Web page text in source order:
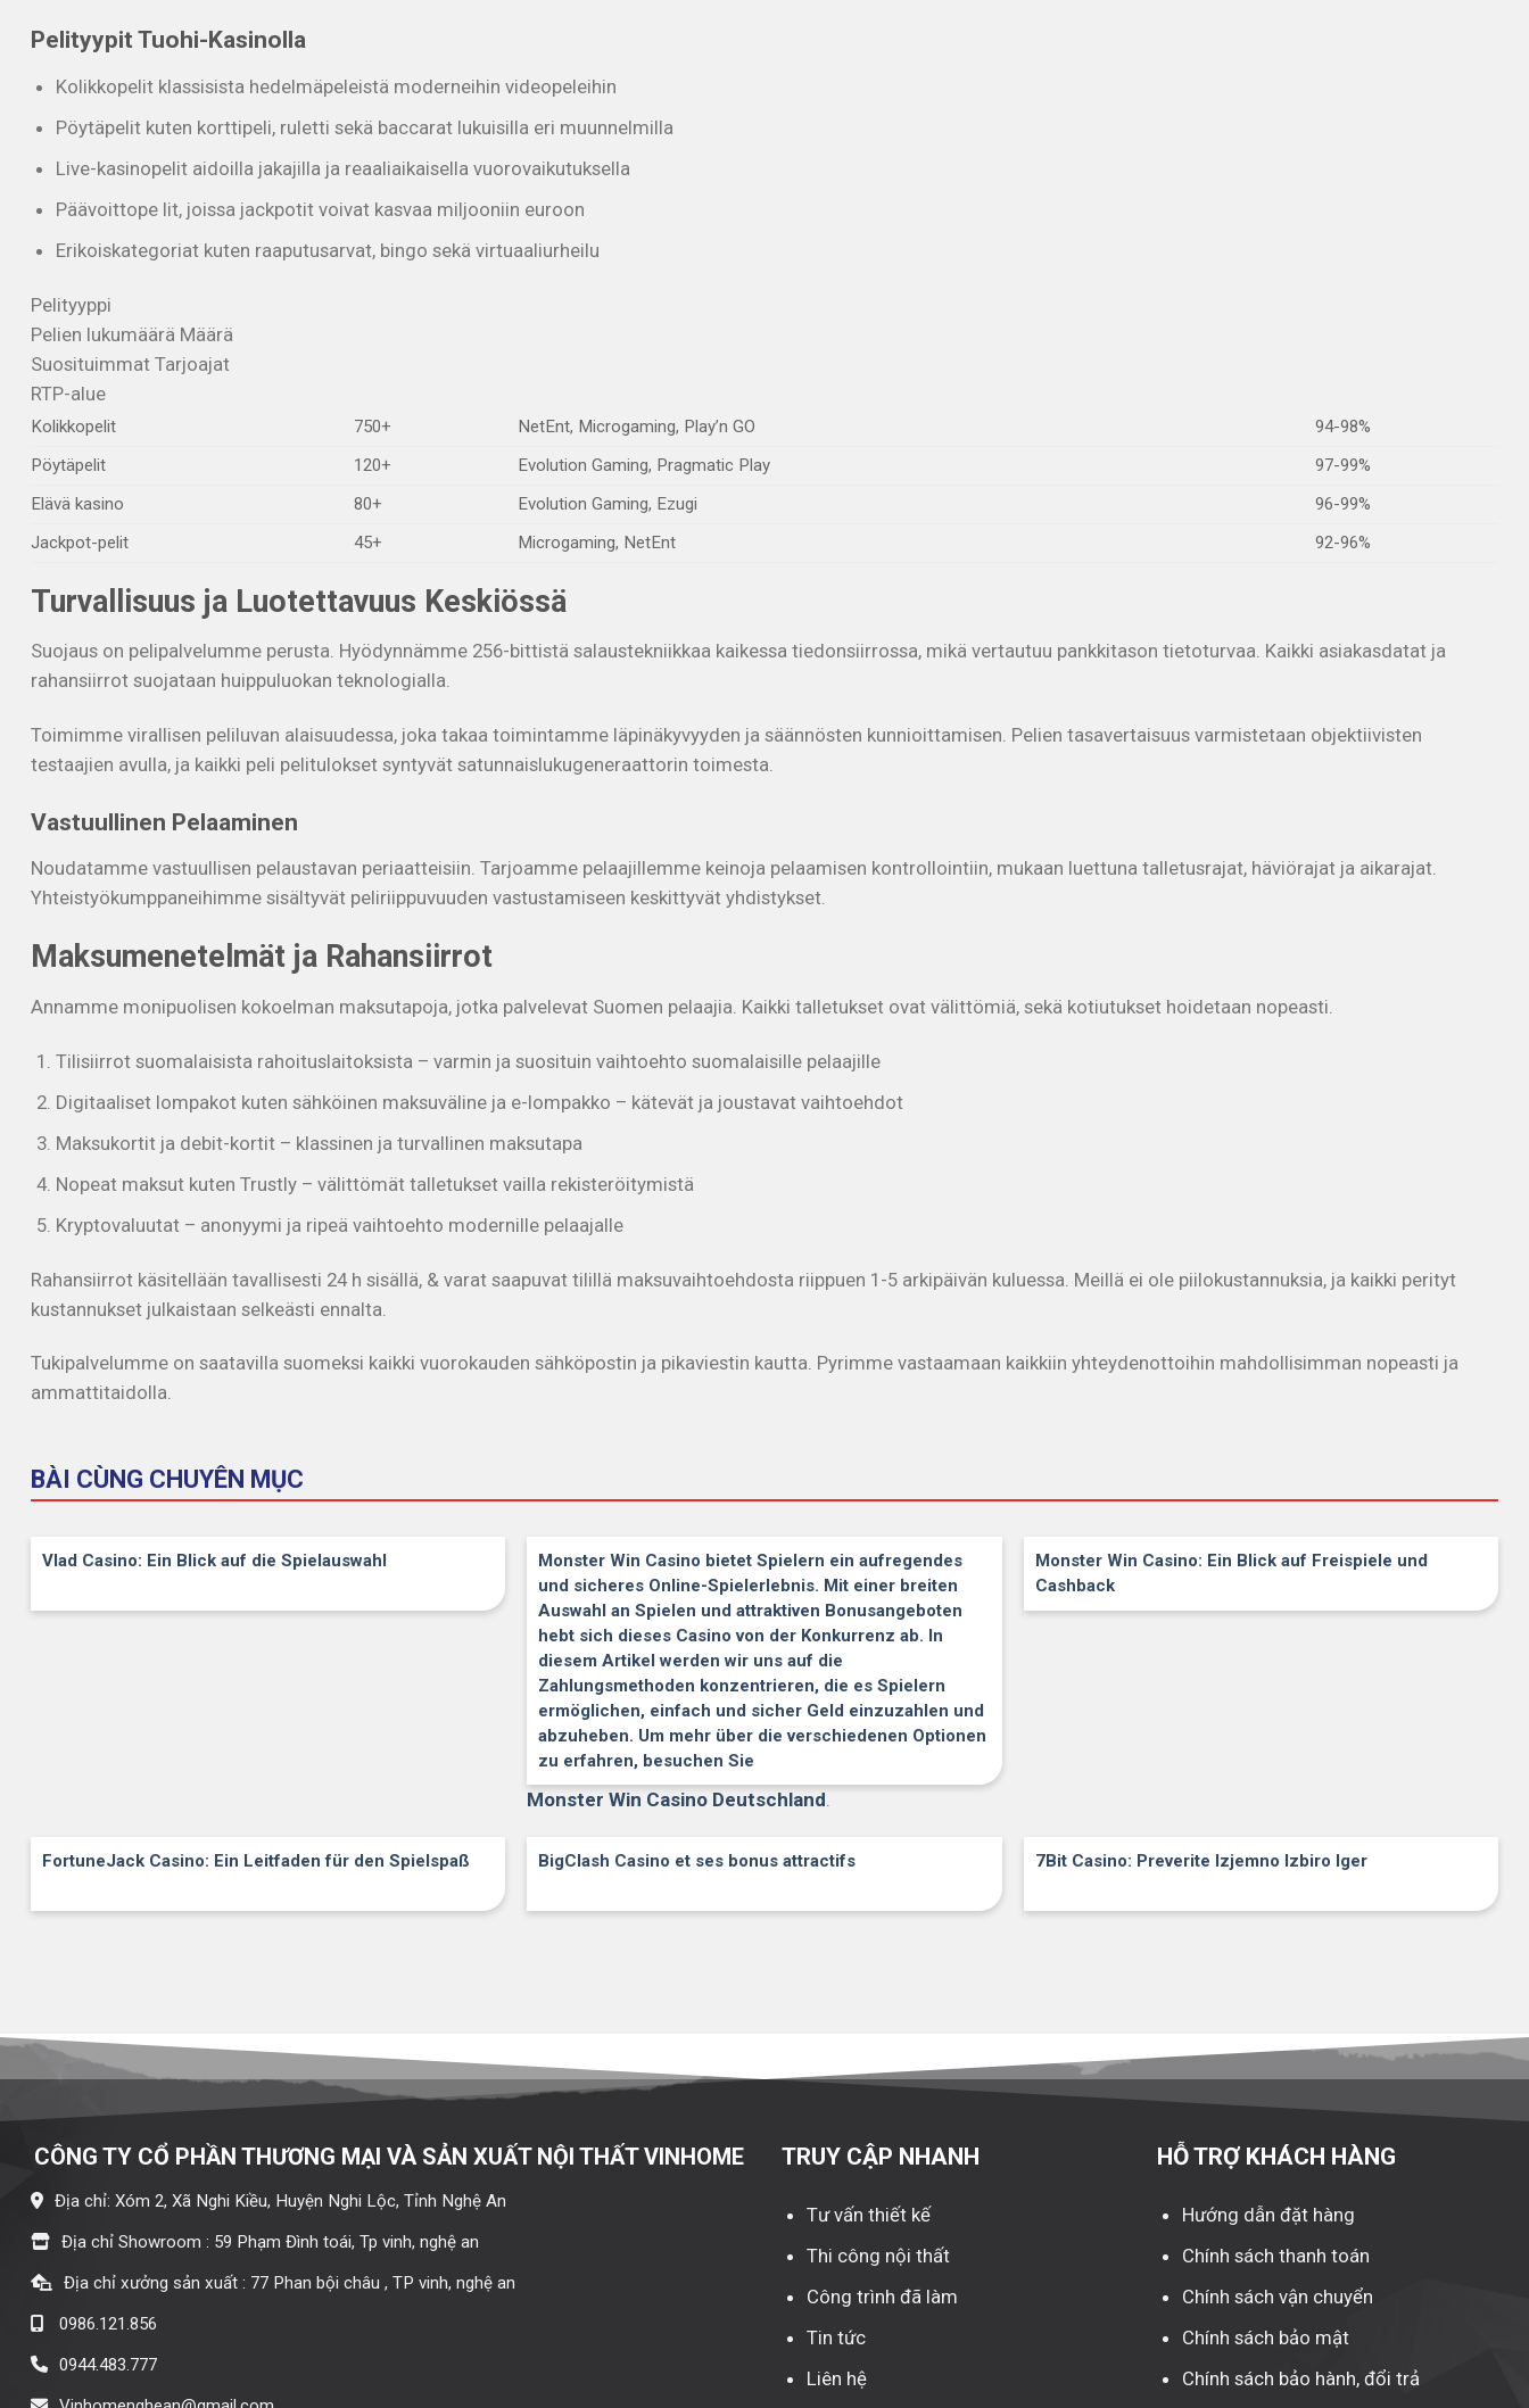
Pelityypit Tuohi-Kasinolla
Kolikkopelit klassisista hedelmäpeleistä moderneihin videopeleihin
Pöytäpelit kuten korttipeli, ruletti sekä baccarat lukuisilla eri muunnelmilla
Live-kasinopelit aidoilla jakajilla ja reaaliaikaisella vuorovaikutuksella
Päävoittope lit, joissa jackpotit voivat kasvaa miljooniin euroon
Erikoiskategoriat kuten raaputusarvat, bingo sekä virtuaaliurheilu
Pelityyppi
Pelien lukumäärä Määrä
Suosituimmat Tarjoajat
RTP-alue
Kolikkopelit 750+ NetEnt, Microgaming, Play’n GO
94-98%
Pöytäpelit
120+ Evolution Gaming, Pragmatic Play
97-99%
Elävä kasino
80+ Evolution Gaming, Ezugi
96-99%
Jackpot-pelit
45+ Microgaming, NetEnt 92-96%
Turvallisuus ja Luotettavuus Keskiössä
Suojaus on pelipalvelumme perusta. Hyödynnämme 256-bittistä salaustekniikkaa kaikessa tiedonsiirrossa, mikä vertautuu pankkitason tietoturvaa. Kaikki asiakasdatat ja
rahansiirrot suojataan huippuluokan teknologialla.
Toimimme virallisen peliluvan alaisuudessa, joka takaa toimintamme läpinäkyvyyden ja säännösten kunnioittamisen. Pelien tasavertaisuus varmistetaan objektiivisten
testaajien avulla, ja kaikki peli pelitulokset syntyvät satunnaislukugeneraattorin toimesta.
Vastuullinen Pelaaminen
Noudatamme vastuullisen pelaustavan periaatteisiin. Tarjoamme pelaajillemme keinoja pelaamisen kontrollointiin, mukaan luettuna talletusrajat, häviörajat ja aikarajat.
Yhteistyökumppaneihimme sisältyvät peliriippuvuuden vastustamiseen keskittyvät yhdistykset.
Maksumenetelmät ja Rahansiirrot
Annamme monipuolisen kokoelman maksutapoja, jotka palvelevat Suomen pelaajia. Kaikki talletukset ovat välittömiä, sekä kotiutukset hoidetaan nopeasti.
Tilisiirrot suomalaisista rahoituslaitoksista – varmin ja suosituin vaihtoehto suomalaisille pelaajille
Digitaaliset lompakot kuten sähköinen maksuväline ja e-lompakko – kätevät ja joustavat vaihtoehdot
Maksukortit ja debit-kortit – klassinen ja turvallinen maksutapa
Nopeat maksut kuten Trustly – välittömät talletukset vailla rekisteröitymistä
Kryptovaluutat – anonyymi ja ripeä vaihtoehto modernille pelaajalle
Rahansiirrot käsitellään tavallisesti 24 h sisällä, & varat saapuvat tilillä maksuvaihtoehdosta riippuen 1-5 arkipäivän kuluessa. Meillä ei ole piilokustannuksia, ja kaikki perityt
kustannukset julkaistaan selkeästi ennalta.
Tukipalvelumme on saatavilla suomeksi kaikki vuorokauden sähköpostin ja pikaviestin kautta. Pyrimme vastaamaan kaikkiin yhteydenottoihin mahdollisimman nopeasti ja
ammattitaidolla.
BÀI CÙNG CHUYÊN MỤC
Vlad Casino: Ein Blick auf die Spielauswahl
Monster Win Casino bietet Spielern ein aufregendes
und sicheres Online-Spielerlebnis. Mit einer breiten
Auswahl an Spielen und attraktiven Bonusangeboten
hebt sich dieses Casino von der Konkurrenz ab. In
diesem Artikel werden wir uns auf die
Zahlungsmethoden konzentrieren, die es Spielern
ermöglichen, einfach und sicher Geld einzuzahlen und
abzuheben. Um mehr über die verschiedenen Optionen
zu erfahren, besuchen Sie
Monster Win Casino Deutschland
Monster Win Casino: Ein Blick auf Freispiele und
Cashback
FortuneJack Casino: Ein Leitfaden für den Spielspaß BigClash Casino et ses bonus attractifs 7Bit Casino: Preverite Izjemno Izbiro Iger
CÔNG TY CỔ PHẦN THƯƠNG MẠI VÀ SẢN XUẤT NỘI THẤT VINHOME
Địa chỉ: Xóm 2, Xã Nghi Kiều, Huyện Nghi Lộc, Tỉnh Nghệ An
Địa chỉ Showroom : 59 Phạm Đình toái, Tp vinh, nghệ an
Địa chỉ xưởng sản xuất : 77 Phan bội châu , TP vinh, nghệ an
0986.121.856
0944.483.777
TRUY CẬP NHANH
Tư vấn thiết kế
Thi công nội thất
Công trình đã làm
Tin tức
Liên hệ
HỖ TRỢ KHÁCH HÀNG
Hướng dẫn đặt hàng
Chính sách thanh toán
Chính sách vận chuyển
Chính sách bảo mật
Chính sách bảo hành, đổi trả